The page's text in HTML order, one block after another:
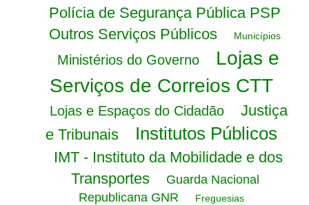
Polícia de Segurança Pública PSP
Outros Serviços Públicos
Municípios
Ministérios do Governo
Lojas e
Serviços de Correios CTT
Lojas e Espaços do Cidadão
Justiça
e Tribunais
Institutos Públicos
IMT - Instituto da Mobilidade e dos
Transportes
Guarda Nacional
Republicana GNR
Freguesias